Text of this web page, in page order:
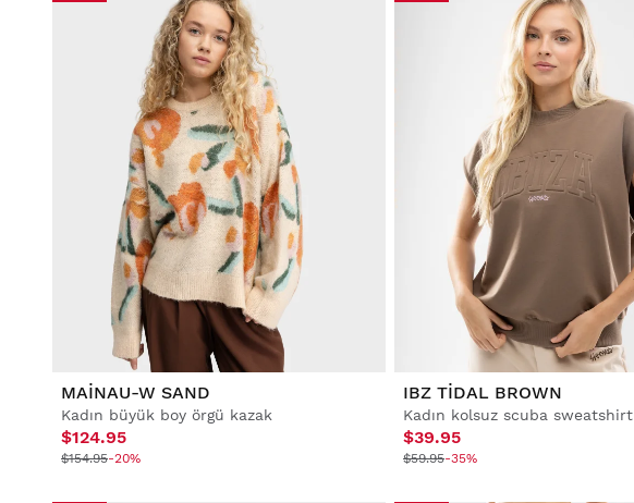
MAINAU-W SAND
Kadın büyük boy örgü kazak
$124.95
$154.95-20%
IBZ TIDAL BROWN
Kadın kolsuz scuba sweatshirt
$39.95
$59.95-35%